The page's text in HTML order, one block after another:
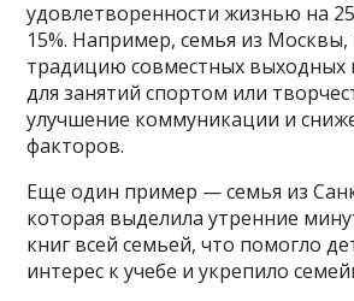
удовлетворенности жизнью на
15%. Например, семья из Москвы,
традицию совместных выходных
для занятий спортом или
улучшение коммуникации и
факторов.
Еще один пример — семья из
которая выделила утренние
книг всей семьей, что помогло
интерес к учебе и укрепило